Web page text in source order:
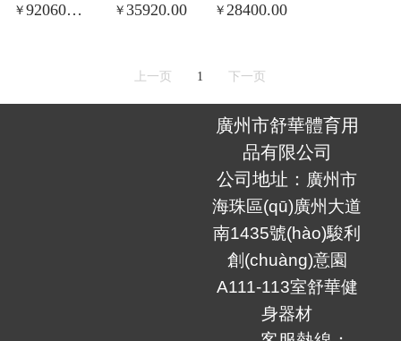
￥ 920600.00 ￥ 35920.00 ￥ 28400.00
上一页 1 下一页
廣州市舒華體育用
品有限公司
公司地址： 廣州市
海珠區(qū)廣州大道
南1435號(hào)駿利
創(chuàng)意園
A111-113室舒華健
身器材